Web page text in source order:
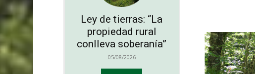
Ley de tierras: “La
propiedad rural
conlleva soberanía”
05/08/2026